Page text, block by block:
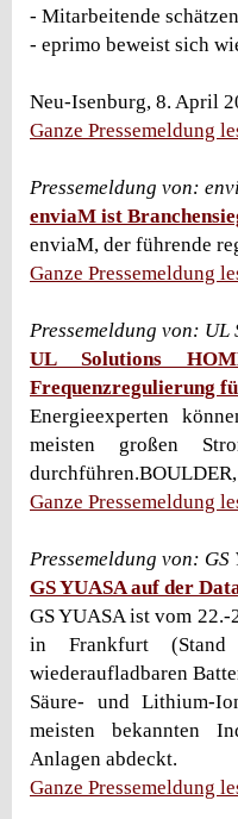
- Mitarbeitende
- eprimo beweist sich
Neu-Isenburg, 8. April
Ganze Pressemeldung
Pressemeldung von:
enviaM ist
enviaM, der führende
Ganze Pressemeldung
Pressemeldung von:
UL Solutions
Frequenzregulierung
Energieexperten
meisten großen
Ganze Pressemeldung
Pressemeldung von:
GS YUASA auf der
GS YUASA ist vom
in Frankfurt
wiederaufladbaren
Säure- und Lithium-
meisten bekannten
Anlagen abdeckt.
Ganze Pressemeldung